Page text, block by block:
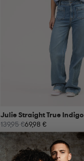
Julie Straight True Indigo
139,95 €69,98 €